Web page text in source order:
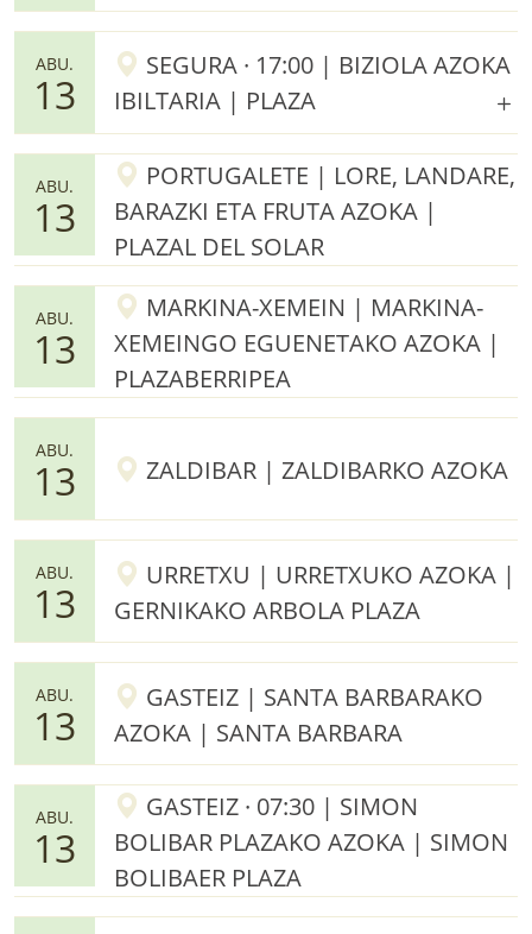
ABU.
13
SEGURA · 17:00 | BIZIOLA AZOKA
IBILTARIA | PLAZA
ABU.
13
PORTUGALETE | LORE, LANDARE,
BARAZKI ETA FRUTA AZOKA |
PLAZAL DEL SOLAR
ABU.
13
MARKINA-XEMEIN | MARKINA-
XEMEINGO EGUENETAKO AZOKA |
PLAZABERRIPEA
ABU.
13 ZALDIBAR | ZALDIBARKO AZOKA
ABU.
13
URRETXU | URRETXUKO AZOKA |
GERNIKAKO ARBOLA PLAZA
ABU.
13
GASTEIZ | SANTA BARBARAKO
AZOKA | SANTA BARBARA
ABU.
13
GASTEIZ · 07:30 | SIMON
BOLIBAR PLAZAKO AZOKA | SIMON
BOLIBAER PLAZA